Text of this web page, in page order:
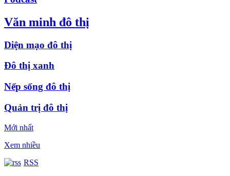
Văn minh đô thị
Diện mạo đô thị
Đô thị xanh
Nếp sống đô thị
Quản trị đô thị
Mới nhất
Xem nhiều
RSS